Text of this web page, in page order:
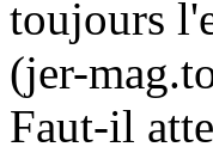
toujours
(jer-
Faut-il